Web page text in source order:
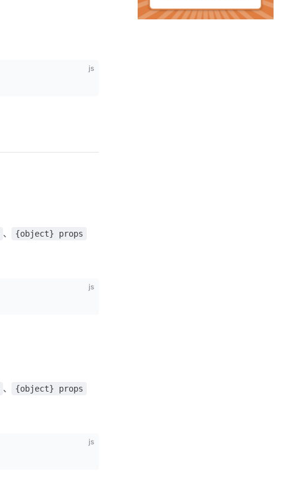
js
、 {object} props
js
、 {object} props
js